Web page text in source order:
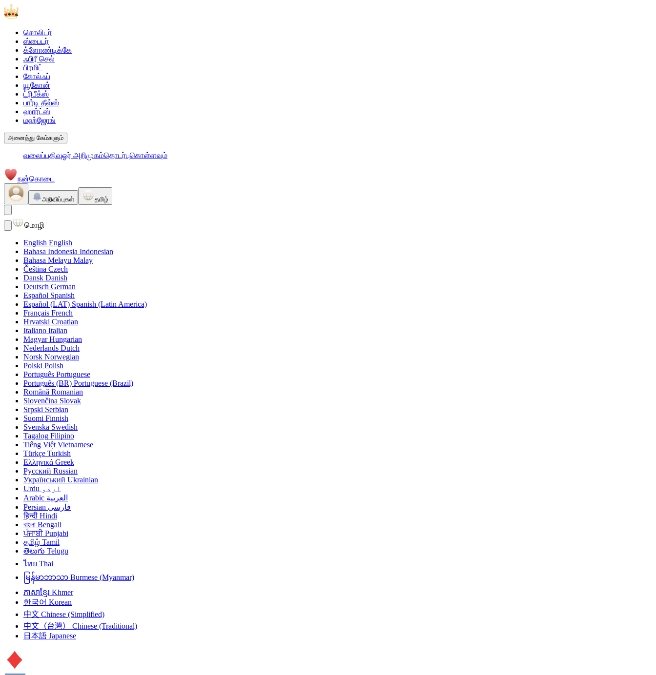
சொலிடர்
ஸ்பைடர்
க்ளோண்டிக்கே
ஃபிரீ செல்
பிரமிட்
கோல்ஃப்
யூகோன்
ட்ரிபீக்ஸ்
பார்டி தீவ்ஸ்
ஹார்ட்ஸ்
மஹ்ஜோங்
அனைத்து கேம்களும்
வலைப்பதிவுஓர் அறிமுகம்தொடர்புகொள்ளவும்
நன்கொடை
அறிவிப்புகள் தமிழ்
மொழி
English English
Bahasa Indonesia Indonesian
Bahasa Melayu Malay
Čeština Czech
Dansk Danish
Deutsch German
Español Spanish
Español (LAT) Spanish (Latin America)
Français French
Hrvatski Croatian
Italiano Italian
Magyar Hungarian
Nederlands Dutch
Norsk Norwegian
Polski Polish
Português Portuguese
Português (BR) Portuguese (Brazil)
Română Romanian
Slovenčina Slovak
Srpski Serbian
Suomi Finnish
Svenska Swedish
Tagalog Filipino
Tiếng Việt Vietnamese
Türkçe Turkish
Ελληνικά Greek
Русский Russian
Український Ukrainian
اردو Urdu
العربية Arabic
فارسی Persian
हिन्दी Hindi
বাংলা Bengali
ਪੰਜਾਬੀ Punjabi
தமிழ் Tamil
తెలుగు Telugu
ไทย Thai
မြန်မာဘာသာ Burmese (Myanmar)
ភាសាខ្មែរ Khmer
한국어 Korean
中文 Chinese (Simplified)
中文（台灣）
Chinese (Traditional)
日本語 Japanese